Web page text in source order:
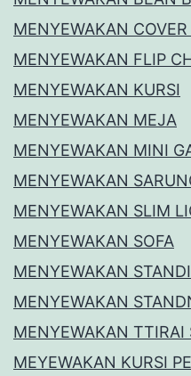
MENYEWAKAN
MENYEWAKAN FLIP
MENYEWAKAN KURSI
MENYEWAKAN MEJA
MENYEWAKAN MINI
MENYEWAKAN
MENYEWAKAN SLIM
MENYEWAKAN SOFA
MENYEWAKAN
MENYEWAKAN
MENYEWAKAN TTIRAI
MEYEWAKAN KURSI